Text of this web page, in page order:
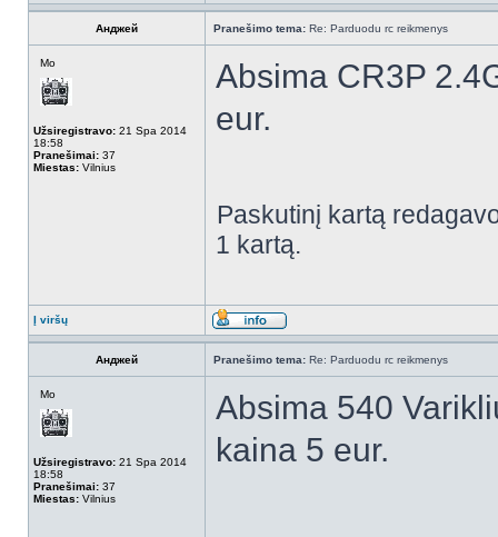
Анджей Pranešimo tema: Re: Parduodu rc reikmenys
Mo
Užsiregistravo: 21 Spa 2014
18:58
Pranešimai: 37
Miestas: Vilnius
Absima CR3P
eur.
Paskutinį kartą
1 kartą.
Į viršų
Анджей Pranešimo tema: Re: Parduodu rc reikmenys
Mo
Užsiregistravo: 21 Spa 2014
18:58
Pranešimai: 37
Miestas: Vilnius
Absima 540
kaina 5 eur.